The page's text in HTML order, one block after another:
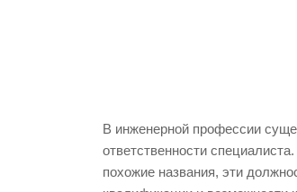
В инженерной профессии
ответственности
похожие названия, эти